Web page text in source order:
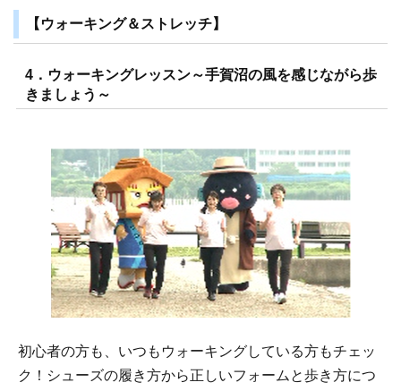
【ウォーキング＆ストレッチ】
4．ウォーキングレッスン～手賀沼の風を感じながら歩
きましょう～
初心者の方も、いつもウォーキングしている方もチェッ
ク！シューズの履き方から正しいフォームと歩き方につ